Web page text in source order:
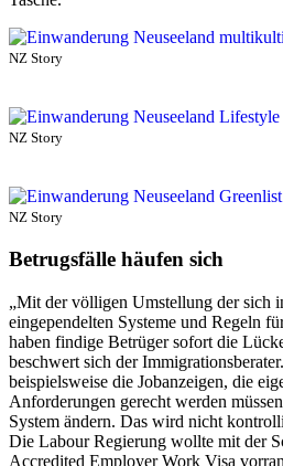
NZ Story
NZ Story
NZ Story
Betrugsfälle häufen sich
„Mit der völligen Umstellung der sich
eingependelten Systeme und Regeln
haben findige Betrüger sofort die
beschwert sich der
beispielsweise die Jobanzeigen, die
Anforderungen gerecht werden
System ändern. Das wird nicht
Die Labour Regierung wollte mit der
Accredited Employer Work Visa